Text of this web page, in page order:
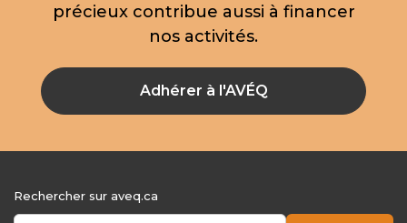
précieux contribue aussi à financer
nos activités.
Adhérer à l'AVÉQ
Rechercher sur aveq.ca